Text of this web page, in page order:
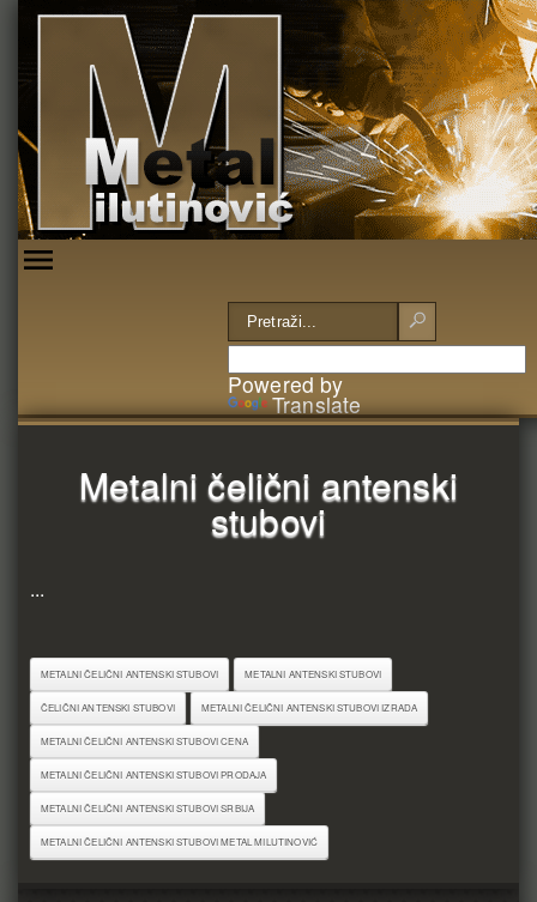
Powered by
Translate
Metalni čelični antenski
stubovi
...
METALNI ČELIČNI ANTENSKI STUBOVI METALNI ANTENSKI STUBOVI
ČELIČNI ANTENSKI STUBOVI METALNI ČELIČNI ANTENSKI STUBOVI IZRADA
METALNI ČELIČNI ANTENSKI STUBOVI CENA
METALNI ČELIČNI ANTENSKI STUBOVI PRODAJA
METALNI ČELIČNI ANTENSKI STUBOVI SRBIJA
METALNI ČELIČNI ANTENSKI STUBOVI METAL MILUTINOVIĆ